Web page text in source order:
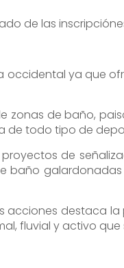
de las
ya que
zonas de baño,
de todo tipo de
de
acciones destaca
fluvial y activo que